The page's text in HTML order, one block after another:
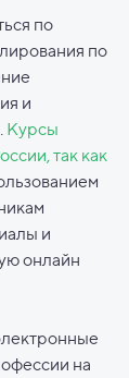
по
по
и
Курсы
так как
и
онлайн
на